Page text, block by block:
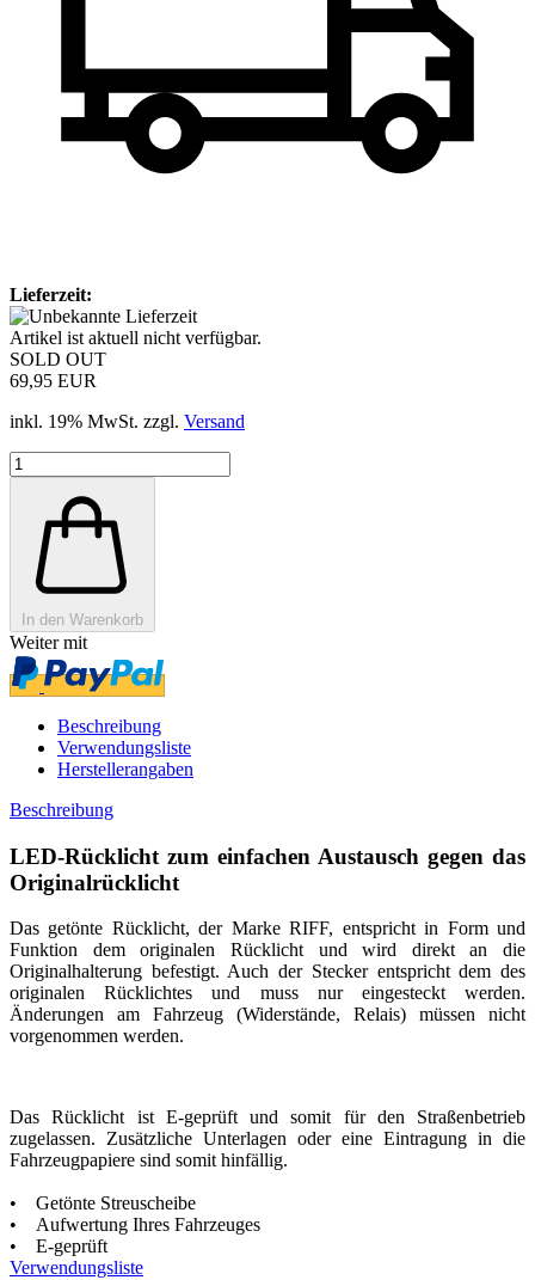
Lieferzeit:
Artikel ist aktuell nicht verfügbar.
SOLD OUT
69,95 EUR
inkl. 19% MwSt. zzgl. Versand
In den Warenkorb
Weiter mit
Beschreibung
Verwendungsliste
Herstellerangaben
Beschreibung
LED-Rücklicht zum einfachen Austausch gegen das
Originalrücklicht
Das getönte Rücklicht, der Marke RIFF, entspricht in Form und
Funktion dem originalen Rücklicht und wird direkt an die
Originalhalterung befestigt. Auch der Stecker entspricht dem des
originalen Rücklichtes und muss nur eingesteckt werden.
Änderungen am Fahrzeug (Widerstände, Relais) müssen nicht
vorgenommen werden.
Das Rücklicht ist E-geprüft und somit für den Straßenbetrieb
zugelassen. Zusätzliche Unterlagen oder eine Eintragung in die
Fahrzeugpapiere sind somit hinfällig.
• Getönte Streuscheibe
• Aufwertung Ihres Fahrzeuges
• E-geprüft
Verwendungsliste